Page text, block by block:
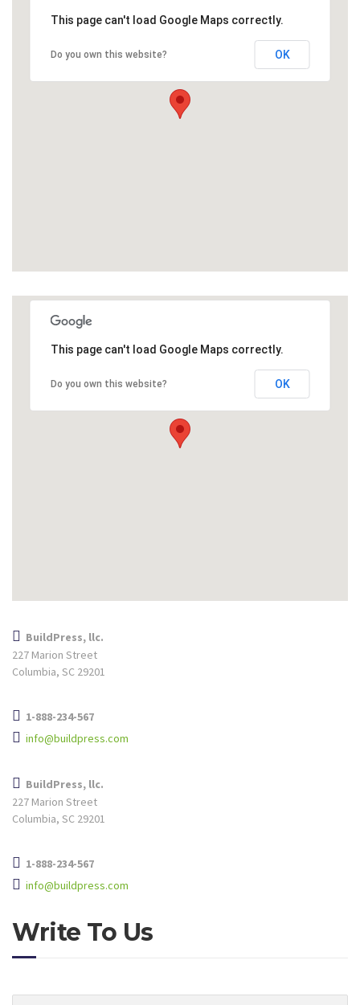
This page can't load Google Maps correctly.
Do you own this website? OK
This page can't load Google Maps correctly.
Do you own this website? OK
BuildPress, llc.
227 Marion Street
Columbia, SC 29201
1-888-234-567
info@buildpress.com
BuildPress, llc.
227 Marion Street
Columbia, SC 29201
1-888-234-567
info@buildpress.com
Write To Us